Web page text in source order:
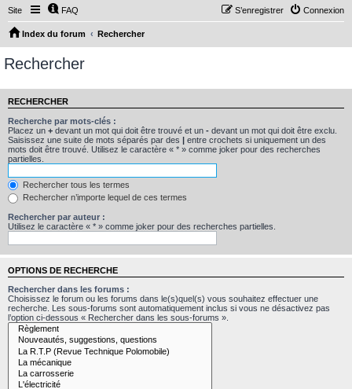
Site FAQ Connexion
S’enregistrer
Index du forum Rechercher
Rechercher
RECHERCHER
Recherche par mots-clés :
Placez un + devant un mot qui doit être trouvé et un - devant un mot qui doit être exclu.
Saisissez une suite de mots séparés par des | entre crochets si uniquement un des
mots doit être trouvé. Utilisez le caractère « * » comme joker pour des recherches
partielles.
Rechercher tous les termes
Rechercher n’importe lequel de ces termes
Rechercher par auteur :
Utilisez le caractère « * » comme joker pour des recherches partielles.
OPTIONS DE RECHERCHE
Rechercher dans les forums :
Choisissez le forum ou les forums dans le(s)quel(s) vous souhaitez effectuer une
recherche. Les sous-forums sont automatiquement inclus si vous ne désactivez pas
l’option ci-dessous « Rechercher dans les sous-forums ».